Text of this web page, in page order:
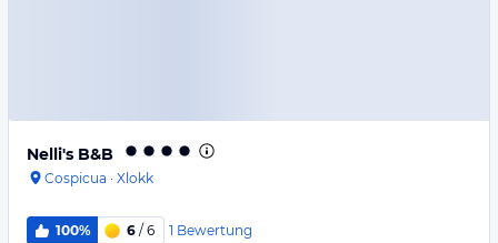
Nelli's B&B
Cospicua · Xlokk
100% 6 / 6 1 Bewertung